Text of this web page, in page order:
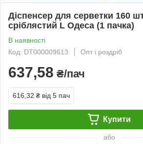
Діспенсер для серветки 160
сріблястий L Одеса (1 пачка)
В наявності
Код: DT000009613
Опт і роздріб
637,58 ₴/пач
616,32 ₴ від 5 пач
Купити
або